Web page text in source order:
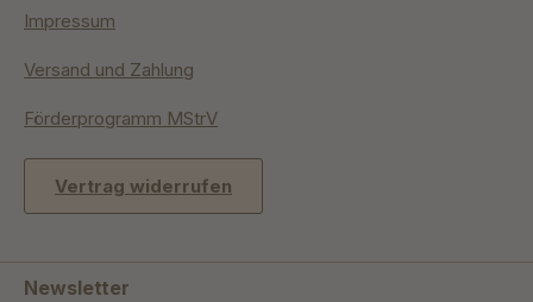
Impressum
Versand und Zahlung
Förderprogramm MStrV
Vertrag widerrufen
Newsletter